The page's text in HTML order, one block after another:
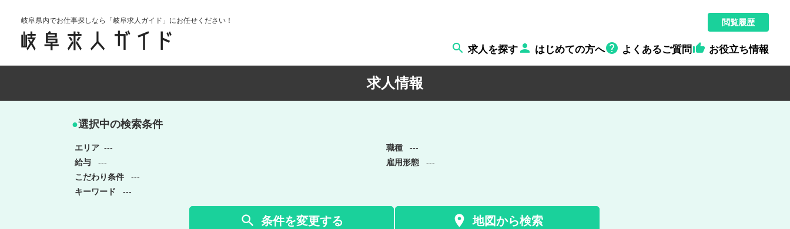
岐阜県内でお仕事探しなら「岐阜求人ガイド」にお任せください！ 閲覧履歴
 求人を探す  はじめての方へ よくあるご質問  お役立ち情報
求人情報
●選択中の検索条件
エリア --- 職種
---
給与
--- 雇用形態
---
こだわり条件
---
キーワード
---
 条件を変更する  地図から検索